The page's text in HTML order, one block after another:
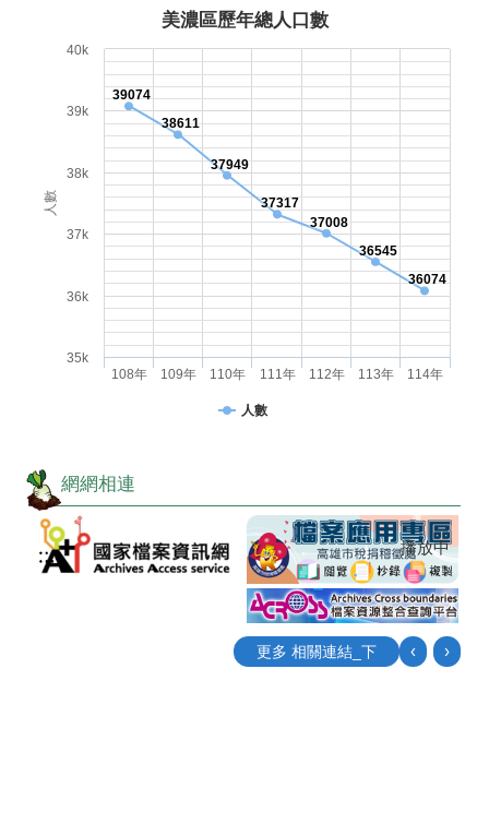
人數
美濃區歷年總人口數
39074
38611
37949
37317
37008
36545
36074
人數
108年 109年 110年 111年 112年 113年 114年
35k
36k
37k
38k
39k
40k
播放中
網網相連
更多 相關連結_下 ‹
›